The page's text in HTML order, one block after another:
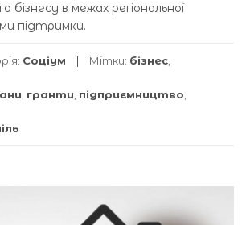
бізнесу в межах регіональної
підтримки.
Соціум Мітки: бізнес
гранти підприємництво